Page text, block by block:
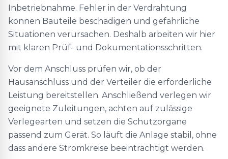
Inbetriebnahme. Fehler in der Verdrahtung
können Bauteile beschädigen und gefährliche
Situationen verursachen. Deshalb arbeiten wir hier
mit klaren Prüf- und Dokumentationsschritten.
Vor dem Anschluss prüfen wir, ob der
Hausanschluss und der Verteiler die erforderliche
Leistung bereitstellen. Anschließend verlegen wir
geeignete Zuleitungen, achten auf zulässige
Verlegearten und setzen die Schutzorgane
passend zum Gerät. So läuft die Anlage stabil, ohne
dass andere Stromkreise beeinträchtigt werden.